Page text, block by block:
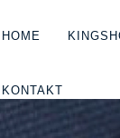
HOME
KONTAKT